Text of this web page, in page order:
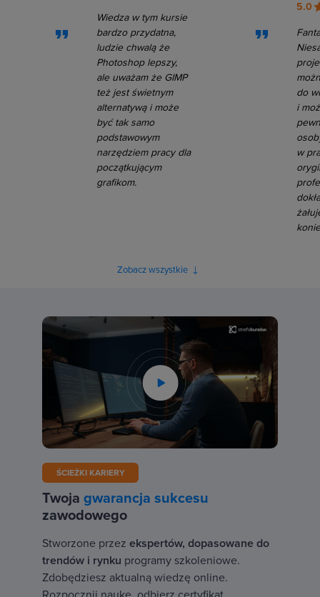
Wiedza w tym kursie
bardzo przydatna,
ludzie chwalą że
Photoshop lepszy,
ale uważam że GIMP
też jest świetnym
alternatywą i może
być tak samo
podstawowym
narzędziem pracy dla
początkującym
grafikom.
5.0
do
i
w
Zobacz wszystkie
ŚCIEŻKI KARIERY
Twoja gwarancja sukcesu
zawodowego
Stworzone przez ekspertów, dopasowane do
trendów i rynku programy szkoleniowe.
Zdobędziesz aktualną wiedzę online.